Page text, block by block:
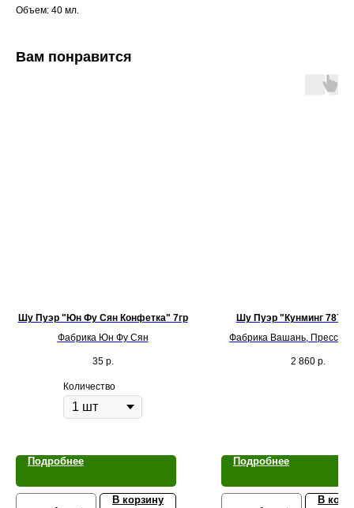
Объем: 40 мл.
Вам понравится
Шу Пуэр "Юн Фу Сян Конфетка" 7гр
Фабрика Юн Фу Сян
35 р.
Количество
Подробнее
В корзину
Шу Пуэр "Кунминг 7872"
Фабрика Вашань,
2 860 р.
Подробнее
В